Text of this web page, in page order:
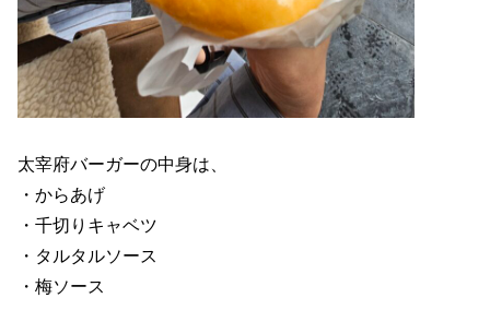
太宰府バーガーの中身は、
・からあげ
・千切りキャベツ
・タルタルソース
・梅ソース